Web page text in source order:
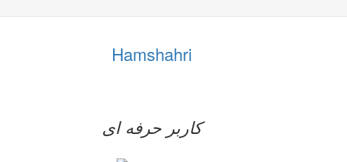
Hamshahri
کاربر حرفه ای